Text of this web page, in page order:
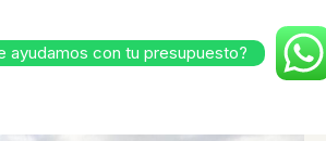
ayudamos con tu presupuesto?